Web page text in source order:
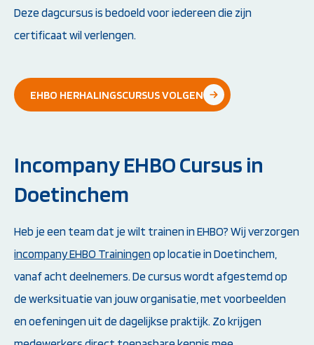
Deze dagcursus is bedoeld voor iedereen die zijn
certificaat wil verlengen.
EHBO HERHALINGSCURSUS VOLGEN
Incompany EHBO Cursus in
Doetinchem
Heb je een team dat je wilt trainen in EHBO? Wij verzorgen
incompany EHBO Trainingen op locatie in Doetinchem,
vanaf acht deelnemers. De cursus wordt afgestemd op
de werksituatie van jouw organisatie, met voorbeelden
en oefeningen uit de dagelijkse praktijk. Zo krijgen